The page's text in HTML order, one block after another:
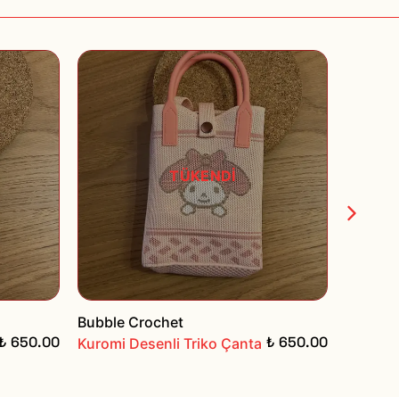
650.00
TÜKENDİ
Bubble Crochet
Kuromi Desenli Triko Çanta ₺ 650.00